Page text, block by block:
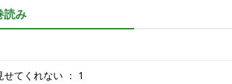
越した楚乃だったが、その部屋には隣の部屋が丸
第に隣の部屋を覗くことに夢中になっていき―――
読み
てくれない ： 1